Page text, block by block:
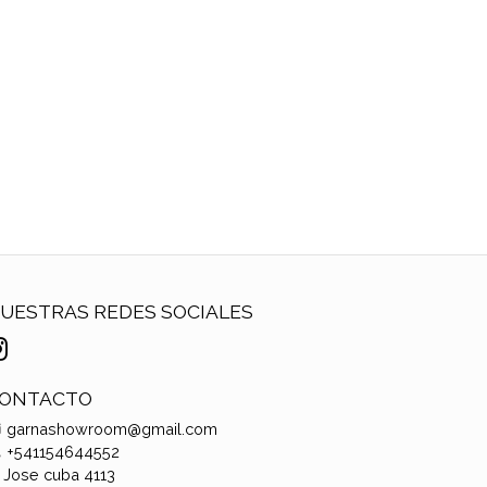
REDES SOCIALES
garnashowroom@gmail.com
+541154644552
Jose cuba 4113